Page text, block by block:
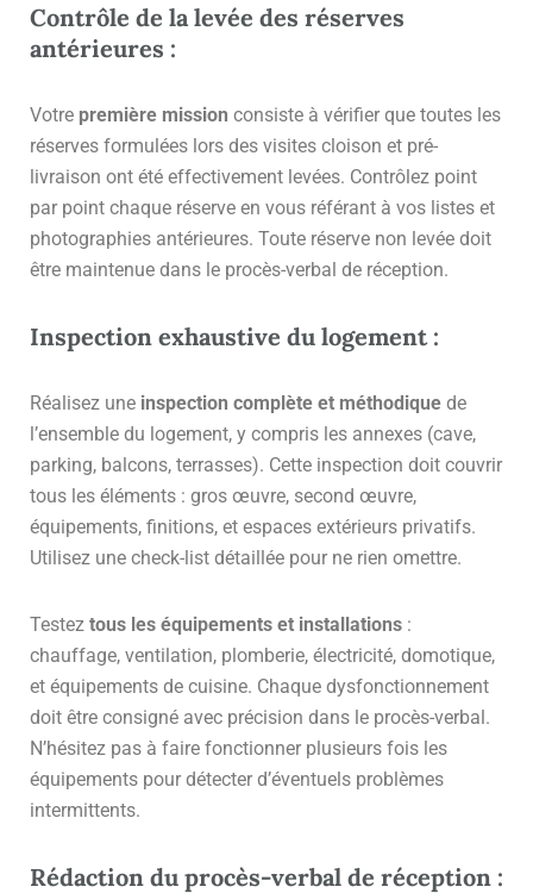
Contrôle de la levée des réserves
antérieures :
Votre première mission consiste à vérifier que toutes les
réserves formulées lors des visites cloison et pré-
livraison ont été effectivement levées. Contrôlez point
par point chaque réserve en vous référant à vos listes et
photographies antérieures. Toute réserve non levée doit
être maintenue dans le procès-verbal de réception.
Inspection exhaustive du logement :
Réalisez une inspection complète et méthodique de
l’ensemble du logement, y compris les annexes (cave,
parking, balcons, terrasses). Cette inspection doit couvrir
tous les éléments : gros œuvre, second œuvre,
équipements, finitions, et espaces extérieurs privatifs.
Utilisez une check-list détaillée pour ne rien omettre.
Testez tous les équipements et installations :
chauffage, ventilation, plomberie, électricité, domotique,
et équipements de cuisine. Chaque dysfonctionnement
doit être consigné avec précision dans le procès-verbal.
N’hésitez pas à faire fonctionner plusieurs fois les
équipements pour détecter d’éventuels problèmes
intermittents.
Rédaction du procès-verbal de réception :